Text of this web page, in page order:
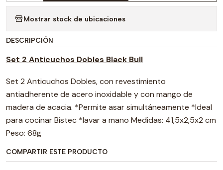
Mostrar stock de ubicaciones
DESCRIPCIÓN
Set 2 Anticuchos Dobles Black Bull
Set 2 Anticuchos Dobles, con revestimiento
antiadherente de acero inoxidable y con mango de
madera de acacia. *Permite asar simultáneamente *Ideal
para cocinar Bistec *lavar a mano Medidas: 41,5x2,5x2 cm
Peso: 68g
COMPARTIR ESTE PRODUCTO